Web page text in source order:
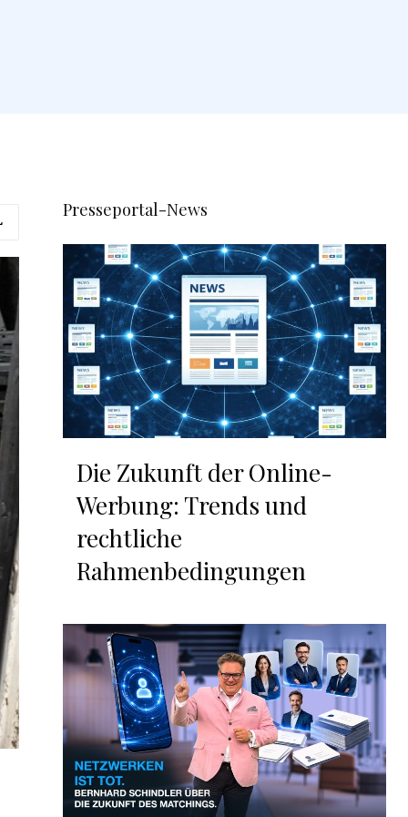
Presseportal-News
Die Zukunft der Online-
Werbung: Trends und
rechtliche
Rahmenbedingungen